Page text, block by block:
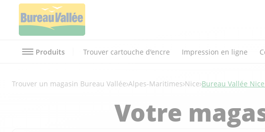
Produits Trouver cartouche d'encre Impression en ligne
Trouver un magasin Bureau Vallée Alpes-Maritimes Nice Bureau Vallée
Votre